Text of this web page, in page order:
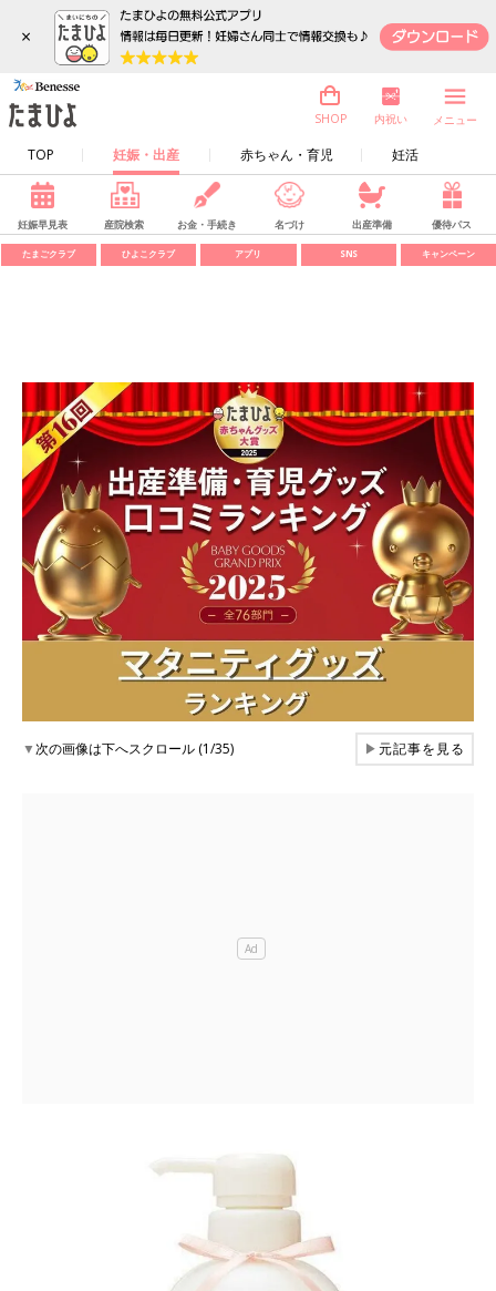
×
TOP 妊娠・出産 赤ちゃん・育児 妊活
SHOP 内祝い メニュー
妊娠早見表 産院検索 お金・手続き 名づけ 出産準備 優待パス
たまごクラブ ひよこクラブ アプリ SNS キャンペーン
▼次の画像は下へスクロール (1/35) ▶元記事を見る